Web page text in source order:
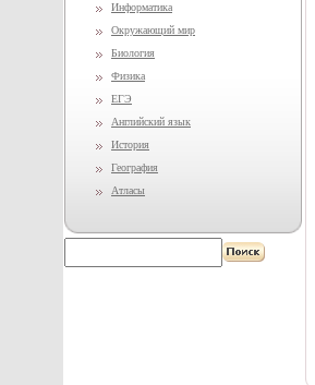
Информатика
Окружающий мир
Биология
Физика
ЕГЭ
Английский язык
История
География
Атласы